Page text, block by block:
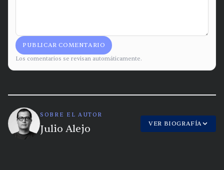
PUBLICAR COMENTARIO
Los comentarios se revisan automáticamente.
SOBRE EL AUTOR
Julio Alejo VER BIOGRAFÍA